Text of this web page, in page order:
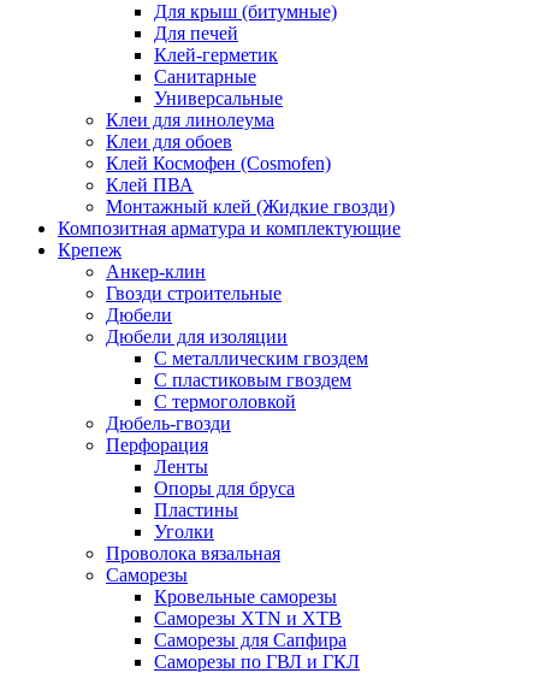
Для крыш (битумные)
Для печей
Клей-герметик
Санитарные
Универсальные
Клеи для линолеума
Клеи для обоев
Клей Космофен (Cosmofen)
Клей ПВА
Монтажный клей (Жидкие гвозди)
Композитная арматура и комплектующие
Крепеж
Анкер-клин
Гвозди строительные
Дюбели
Дюбели для изоляции
С металлическим гвоздем
С пластиковым гвоздем
С термоголовкой
Дюбель-гвозди
Перфорация
Ленты
Опоры для бруса
Пластины
Уголки
Проволока вязальная
Саморезы
Кровельные саморезы
Саморезы XTN и ХTB
Саморезы для Сапфира
Саморезы по ГВЛ и ГКЛ